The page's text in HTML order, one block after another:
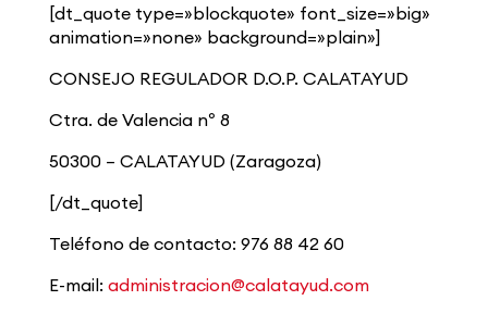
[dt_quote type=»blockquote» font_size=»big»
animation=»none» background=»plain»]
CONSEJO REGULADOR D.O.P. CALATAYUD
Ctra. de Valencia nº 8
50300 – CALATAYUD (Zaragoza)
[/dt_quote]
Teléfono de contacto: 976 88 42 60
E-mail: administracion@calatayud.com